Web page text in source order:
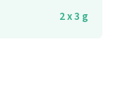
2 x 3 g